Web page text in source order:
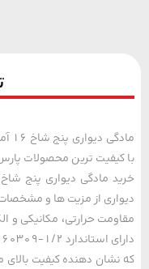
مادگی
ترین محصولات پارس
حرارتی، مکانیکی و
دهنده کیفیت بالای